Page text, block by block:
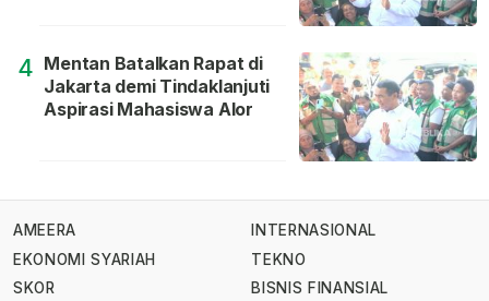
4 Mentan Batalkan Rapat di
Jakarta demi Tindaklanjuti
Aspirasi Mahasiswa Alor
AMEERA
EKONOMI SYARIAH
SKOR
INTERNASIONAL
TEKNO
BISNIS FINANSIAL